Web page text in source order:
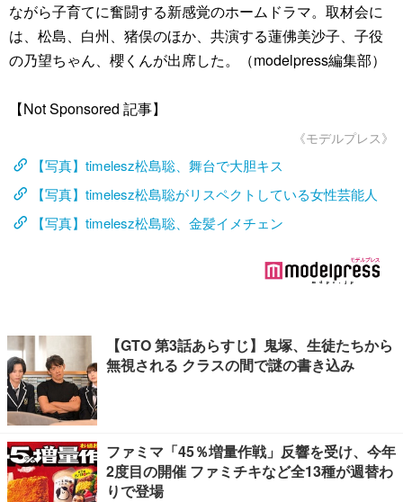
ながら子育てに奮闘する新感覚のホームドラマ。取材会に
は、松島、白州、猪俣のほか、共演する蓮佛美沙子、子役
の乃望ちゃん、櫻くんが出席した。（modelpress編集部）
【Not Sponsored 記事】
《モデルプレス》
【写真】timelesz松島聡、舞台で大胆キス
【写真】timelesz松島聡がリスペクトしている女性芸能人
【写真】timelesz松島聡、金髪イメチェン
【GTO 第3話あらすじ】鬼塚、生徒たちから
無視される クラスの間で謎の書き込み
ファミマ「45％増量作戦」反響を受け、今年
2度目の開催 ファミチキなど全13種が週替わ
りで登場